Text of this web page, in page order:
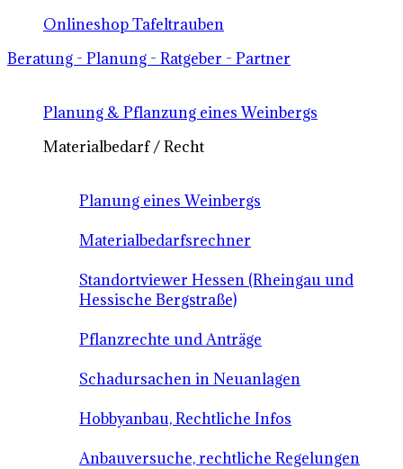
Onlineshop Tafeltrauben
Beratung - Planung - Ratgeber - Partner
Planung & Pflanzung eines Weinbergs
Materialbedarf / Recht
Planung eines Weinbergs
Materialbedarfsrechner
Standortviewer Hessen (Rheingau und
Hessische Bergstraße)
Pflanzrechte und Anträge
Schadursachen in Neuanlagen
Hobbyanbau, Rechtliche Infos
Anbauversuche, rechtliche Regelungen